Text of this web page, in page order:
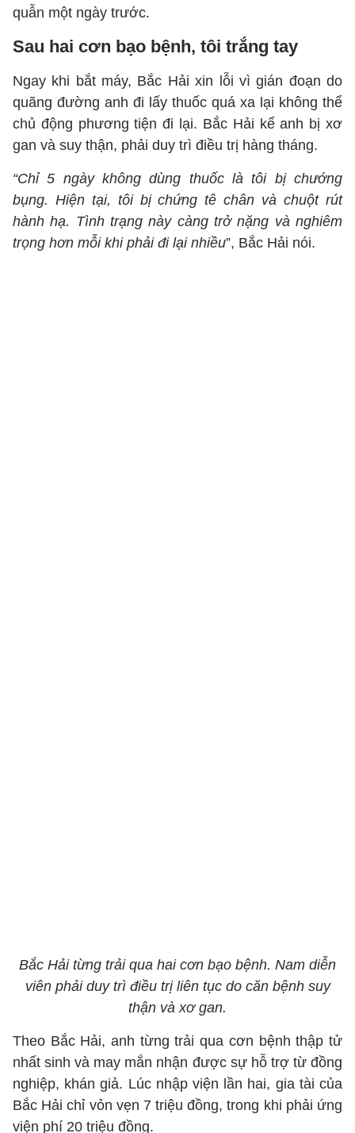
quẫn một ngày trước.
Sau hai cơn bạo bệnh, tôi trắng tay
Ngay khi bắt máy, Bắc Hải xin lỗi vì gián đoạn do
quãng đường anh đi lấy thuốc quá xa lại không thể
chủ động phương tiện đi lại. Bắc Hải kể anh bị xơ
gan và suy thận, phải duy trì điều trị hàng tháng.
“Chỉ 5 ngày không dùng thuốc là tôi bị chướng
bụng. Hiện tại, tôi bị chứng tê chân và chuột rút
hành hạ. Tình trạng này càng trở nặng và nghiêm
trọng hơn mỗi khi phải đi lại nhiều”, Bắc Hải nói.
Bắc Hải từng trải qua hai cơn bạo bệnh. Nam diễn
viên phải duy trì điều trị liên tục do căn bệnh suy
thận và xơ gan.
Theo Bắc Hải, anh từng trải qua cơn bệnh thập tử
nhất sinh và may mắn nhận được sự hỗ trợ từ đồng
nghiệp, khán giả. Lúc nhập viện lần hai, gia tài của
Bắc Hải chỉ vỏn vẹn 7 triệu đồng, trong khi phải ứng
viện phí 20 triệu đồng.